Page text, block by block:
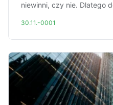
niewinni, czy nie. Dlatego
30.11.-0001